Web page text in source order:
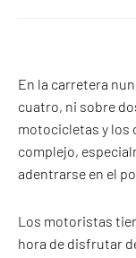
En la carretera
cuatro, ni sobre
motocicletas y los
complejo,
adentrarse en el
Los motoristas
hora de disfrutar